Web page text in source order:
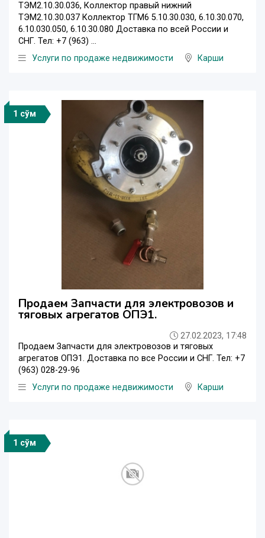
ТЭМ2.10.30.036, Коллектор правый нижний
ТЭМ2.10.30.037 Коллектор ТГМ6 5.10.30.030, 6.10.30.070,
6.10.030.050, 6.10.30.080 Доставка по всей России и
СНГ. Тел: +7 (963) ...
Услуги по продаже недвижимости
Карши
1 сўм
Продаем Запчасти для электровозов и
тяговых агрегатов ОПЭ1.
27.02.2023, 17:48
Продаем Запчасти для электровозов и тяговых
агрегатов ОПЭ1. Доставка по все России и СНГ. Тел: +7
(963) 028-29-96
Услуги по продаже недвижимости
Карши
1 сўм